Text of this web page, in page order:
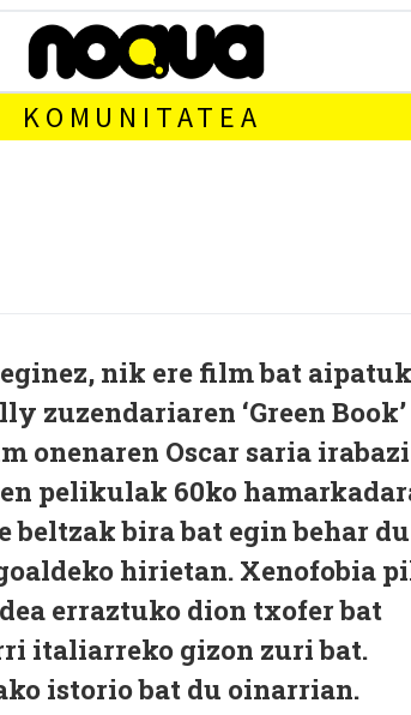
KOMUNITATEA
nik ere film bat
zuzendariaren ‘Green Book’
onenaren Oscar saria irabazi
pelikulak 60ko
beltzak bira bat egin behar du
hirietan. Xenofobia
erraztuko dion txofer bat
italiarreko gizon zuri bat.
istorio bat du oinarrian.